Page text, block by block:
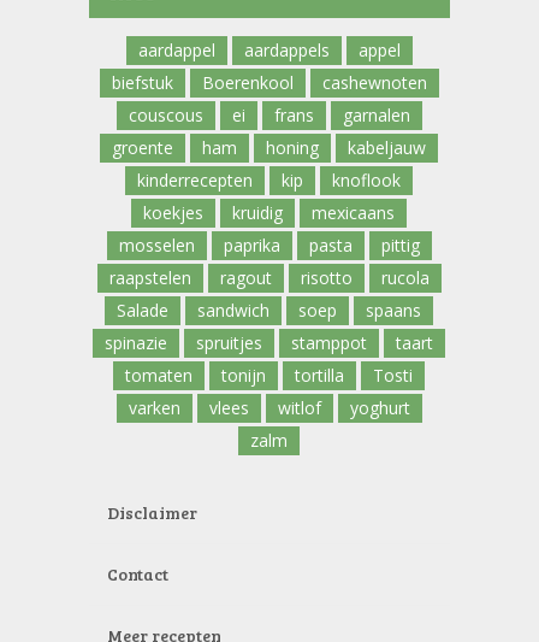
aardappel aardappels
appel
biefstuk
Boerenkool
cashewnoten
couscous
ei frans
garnalen
groente
ham honing
kabeljauw
kinderrecepten
kip
knoflook
koekjes
kruidig
mexicaans
mosselen
paprika pasta
pittig
raapstelen
ragout risotto
rucola
Salade
sandwich soep
spaans
spinazie
spruitjes stamppot
taart
tomaten
tonijn tortilla
Tosti
varken
vlees witlof
yoghurt
zalm
Disclaimer
Contact
Meer recepten